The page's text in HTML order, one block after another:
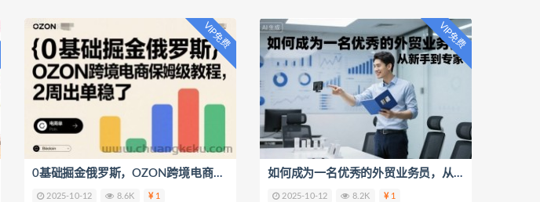
VIP免费
0基础掘金俄罗斯，OZON跨境电商保姆级教程，2周出单稳了
2025-10-12 8.6K 1
VIP免费
如何成为一名优秀的外贸业务员，从新手到专家
2025-10-12 8.2K 1